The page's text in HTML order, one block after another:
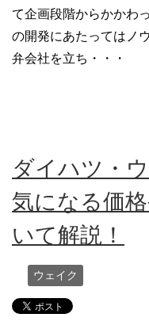
て企画段階からかかわ
の開発にあたってはノ
弁会社を立ち・・・
ダイハツ・
気になる価
いて解説！
ウェイク